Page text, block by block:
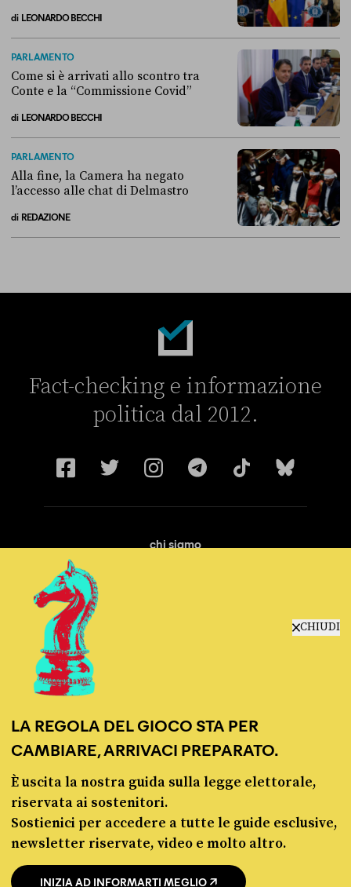
CHIUDI
LA REGOLA DEL GIOCO STA PER
CAMBIARE, ARRIVACI PREPARATO.
È uscita la nostra guida sulla legge elettorale,
riservata ai sostenitori.
Sostienici per accedere a tutte le guide esclusive,
newsletter riservate, video e molto altro.
INIZIA AD INFORMARTI MEGLIO
di LEONARDO BECCHI
PARLAMENTO
Come si è arrivati allo scontro tra
Conte e la “Commissione Covid”
di LEONARDO BECCHI
PARLAMENTO
Alla fine, la Camera ha negato
l’accesso alle chat di Delmastro
di REDAZIONE
Fact-checking e informazione
politica dal 2012.
chi siamo
© Pagella Politica 2012 - 2026
Pagella Politica è una testata registrata presso il Tribunale di Milano, n. 55 del 8
marzo 2021. ISSN 2974-9387
Privacy policy Cookie policy